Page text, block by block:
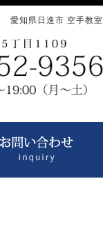
愛知県日進市 空手教室